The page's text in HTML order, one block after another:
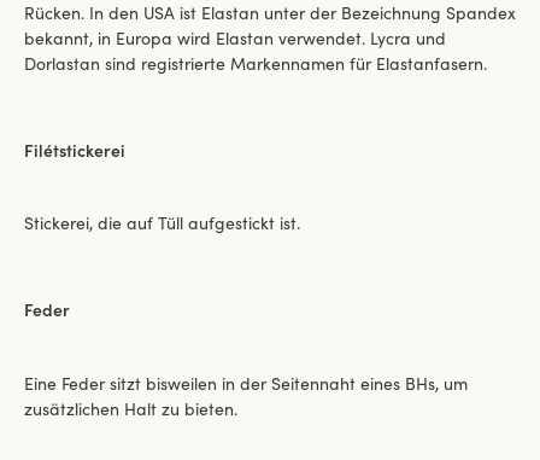
Rücken. In den USA ist Elastan unter der Bezeichnung Spandex
bekannt, in Europa wird Elastan verwendet. Lycra und
Dorlastan sind registrierte Markennamen für Elastanfasern.
Filétstickerei
Stickerei, die auf Tüll aufgestickt ist.
Feder
Eine Feder sitzt bisweilen in der Seitennaht eines BHs, um
zusätzlichen Halt zu bieten.